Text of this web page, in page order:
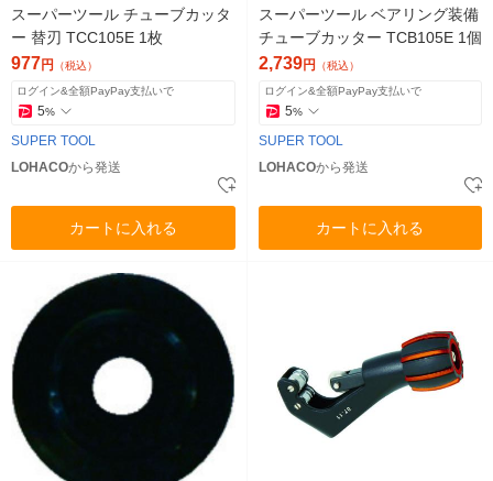
スーパーツール チューブカッタ
ー 替刃 TCC105E 1枚
977円 （税込）
ログイン&全額PayPay支払いで
5%
SUPER TOOL
LOHACOから発送
カートに入れる
スーパーツール ベアリング装備
チューブカッター TCB105E 1個
2,739円 （税込）
ログイン&全額PayPay支払いで
5%
SUPER TOOL
LOHACOから発送
カートに入れる